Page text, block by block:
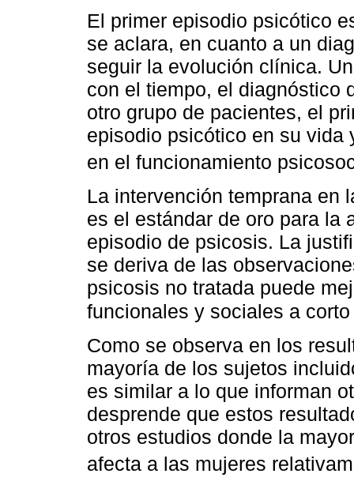
El primer episodio psicótico
se aclara, en cuanto a un
seguir la evolución clínica.
con el tiempo, el diagnóstico
otro grupo de pacientes, el
episodio psicótico en su vida
en el funcionamiento
La intervención temprana en
es el estándar de oro para la
episodio de psicosis. La
se deriva de las
psicosis no tratada puede
funcionales y sociales a
Como se observa en los
mayoría de los sujetos
es similar a lo que informan
desprende que estos
otros estudios donde la
afecta a las mujeres